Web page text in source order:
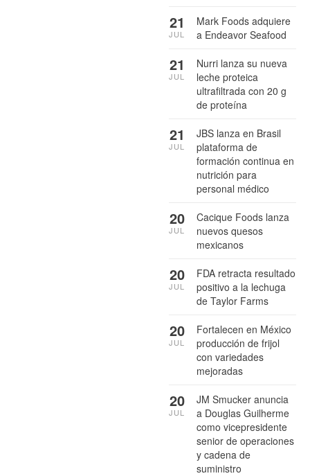
Mark Foods adquiere
a Endeavor Seafood
21
JUL
Nurri lanza su nueva
leche proteica
ultrafiltrada con 20 g
de proteína
21
JUL
JBS lanza en Brasil
plataforma de
formación continua en
nutrición para
personal médico
21
JUL
Cacique Foods lanza
nuevos quesos
mexicanos
20
JUL
FDA retracta resultado
positivo a la lechuga
de Taylor Farms
20
JUL
Fortalecen en México
producción de frijol
con variedades
mejoradas
20
JUL
JM Smucker anuncia
a Douglas Guilherme
como vicepresidente
senior de operaciones
y cadena de
suministro
20
JUL